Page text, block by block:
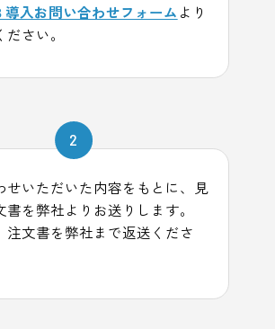
導入お問い合わせフォーム より
さい。
2
せいただいた内容をもとに、見
を弊社よりお送りします。
注文書を弊社まで返送くださ